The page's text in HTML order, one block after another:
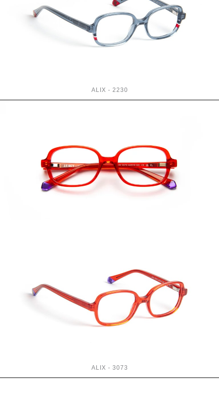
ALIX - 2230
ALIX - 3073